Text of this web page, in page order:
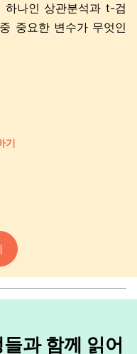
나인 상관분석과 t-검
중요한 변수가 무엇인
기
과 함께 읽어